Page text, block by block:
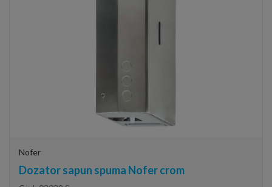
Nofer
Dozator sapun spuma Nofer crom